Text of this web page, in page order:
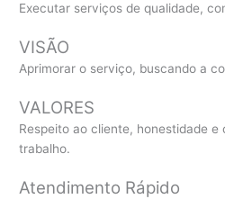
Executar serviços de qualidade,
VISÃO
Aprimorar o serviço, buscando a
VALORES
Respeito ao cliente, honestidade
trabalho.
Atendimento Rápido